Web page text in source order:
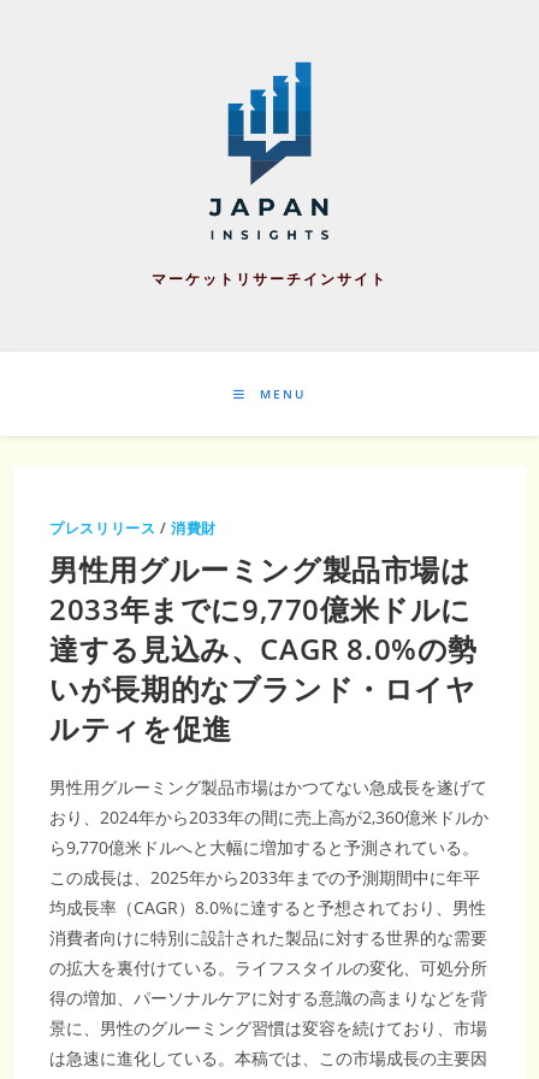
マーケットリサーチインサイト
MENU
プレスリリース /消費財
男性用グルーミング製品市場は
2033年までに9,770億米ドルに
達する見込み、CAGR 8.0%の勢
いが長期的なブランド・ロイヤ
ルティを促進
男性用グルーミング製品市場はかつてない急成長を遂げて
おり、2024年から2033年の間に売上高が2,360億米ドルか
ら9,770億米ドルへと大幅に増加すると予測されている。
この成長は、2025年から2033年までの予測期間中に年平
均成長率（CAGR）8.0%に達すると予想されており、男性
消費者向けに特別に設計された製品に対する世界的な需要
の拡大を裏付けている。ライフスタイルの変化、可処分所
得の増加、パーソナルケアに対する意識の高まりなどを背
景に、男性のグルーミング習慣は変容を続けており、市場
は急速に進化している。本稿では、この市場成長の主要因